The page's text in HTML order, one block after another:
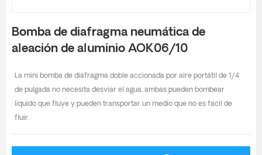
Bomba de diafragma neumática de
aleación de aluminio AOK06/10
La mini bomba de diafragma doble accionada por aire portátil de 1/4
de pulgada no necesita desviar el agua, ambas pueden bombear
líquido que fluye y pueden transportar un medio que no es fácil de
fluir.